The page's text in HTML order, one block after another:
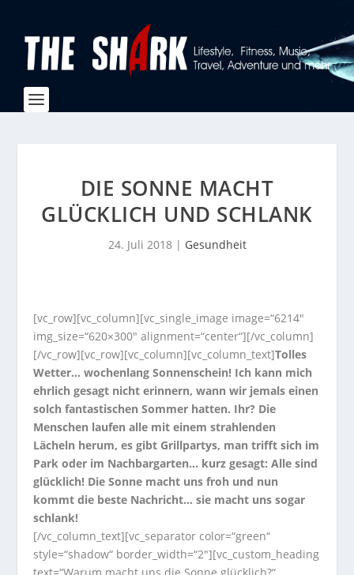
DIE SONNE MACHT
GLÜCKLICH UND SCHLANK
24. Juli 2018| Gesundheit
[vc_row][vc_column][vc_single_image image=“6214″
img_size=“620×300″ alignment=“center“][/vc_column]
[/vc_row][vc_row][vc_column][vc_column_text]Tolles
Wetter… wochenlang Sonnenschein! Ich kann mich
ehrlich gesagt nicht erinnern, wann wir jemals einen
solch fantastischen Sommer hatten. Ihr? Die
Menschen laufen alle mit einem strahlenden
Lächeln herum, es gibt Grillpartys, man trifft sich im
Park oder im Nachbargarten… kurz gesagt: Alle sind
glücklich! Die Sonne macht uns froh und nun
kommt die beste Nachricht… sie macht uns sogar
schlank!
[/vc_column_text][vc_separator color=“green“
style=“shadow“ border_width=“2″][vc_custom_heading